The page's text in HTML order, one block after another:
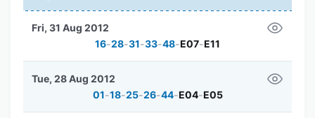
16-28-31-33-48-E07-E11
Fri, 31 Aug 2012
01-18-25-26-44-E04-E05
Tue, 28 Aug 2012